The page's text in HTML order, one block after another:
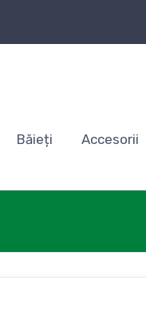
Băieți Accesorii